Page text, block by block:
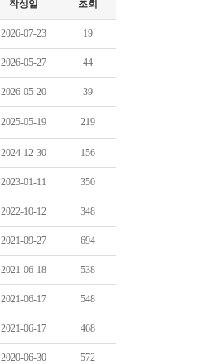
작성일 조회
2026-07-23 19
2026-05-27 44
2026-05-20 39
2025-05-19 219
2024-12-30 156
2023-01-11 350
2022-10-12 348
2021-09-27 694
2021-06-18 538
2021-06-17 548
2021-06-17 468
2020-06-30 572